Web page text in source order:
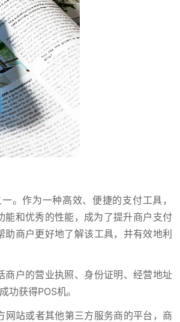
。作为一种高效、便捷的支付工具，
能和优秀的性能，成为了提升商户支付
商户更好地了解该工具，并有效地利
商户的营业执照、身份证明、经营地址
获得POS机。
站或者其他第三方服务商的平台，商